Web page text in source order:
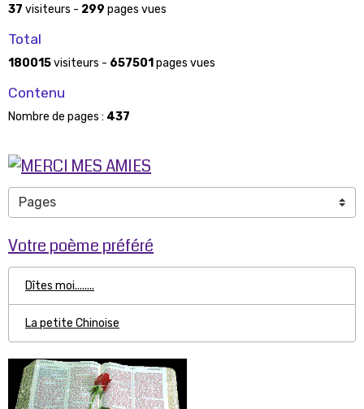
37 visiteurs - 299 pages vues
Total
180015visiteurs - 657501 pages vues
Contenu
Nombre de pages : 437
Votre poème préféré
Dîtes moi........
La petite Chinoise